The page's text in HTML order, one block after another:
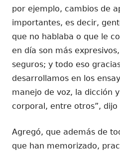
por ejemplo, cambios de
importantes, es decir,
que no hablaba o que le
en día son más
seguros; y todo eso
desarrollamos en los
manejo de voz, la dicción
corporal, entre otros”, dijo
Agregó, que además de
que han memorizado,